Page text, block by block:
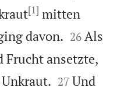
[1] mitten
davon. 

26 Als
Frucht ansetzte,


27 Und